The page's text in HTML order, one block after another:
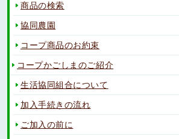
商品の検索
協同農園
コープ商品のお約束
コープかごしまのご紹介
生活協同組合について
加入手続きの流れ
ご加入の前に